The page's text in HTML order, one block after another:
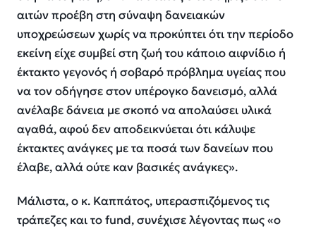
αιτών προέβη στη σύναψη δανειακών
υποχρεώσεων χωρίς να προκύπτει ότι την περίοδο
εκείνη είχε συμβεί στη ζωή του κάποιο αιφνίδιο ή
έκτακτο γεγονός ή σοβαρό πρόβλημα υγείας που
να τον οδήγησε στον υπέρογκο δανεισμό, αλλά
ανέλαβε δάνεια με σκοπό να απολαύσει υλικά
αγαθά, αφού δεν αποδεικνύεται ότι κάλυψε
έκτακτες ανάγκες με τα ποσά των δανείων που
έλαβε, αλλά ούτε καν βασικές ανάγκες».
Μάλιστα, ο κ. Καππάτος, υπερασπιζόμενος τις
τράπεζες και το fund, συνέχισε λέγοντας πως «ο